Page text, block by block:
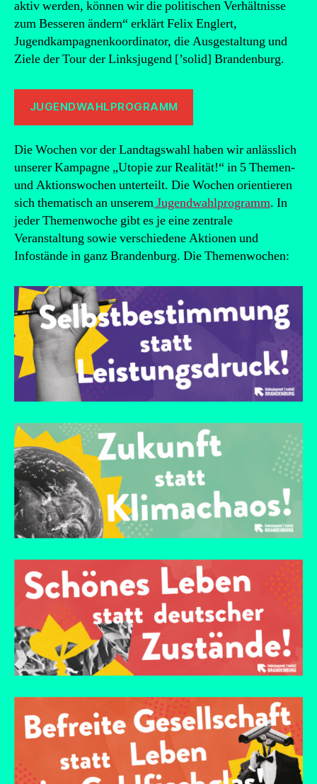
aktiv werden, können wir die politischen Verhältnisse
zum Besseren ändern“ erklärt Felix Englert,
Jugendkampagnenkoordinator, die Ausgestaltung und
Ziele der Tour der Linksjugend [’solid] Brandenburg.
JUGENDWAHLPROGRAMM
Die Wochen vor der Landtagswahl haben wir anlässlich
unserer Kampagne „Utopie zur Realität!“ in 5 Themen-
und Aktionswochen unterteilt. Die Wochen orientieren
sich thematisch an unseremJugendwahlprogramm. In
jeder Themenwoche gibt es je eine zentrale
Veranstaltung sowie verschiedene Aktionen und
Infostände in ganz Brandenburg. Die Themenwochen: